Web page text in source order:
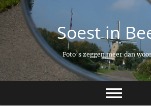
Ga
naar
de
inhoud
Soest in
Foto’s zeggen meer dan